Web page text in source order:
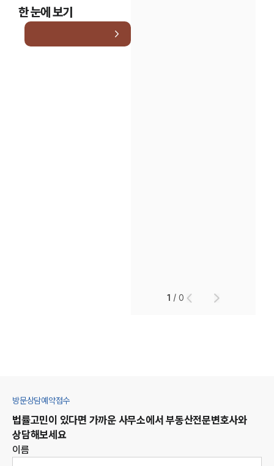
한 눈에 보기
1 /0
방문상담예약접수
법률고민이 있다면 가까운 사무소에서 부동산전문변호사와
상담해보세요
이름